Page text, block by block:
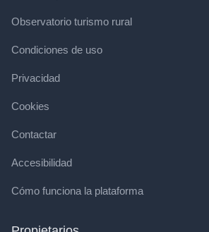
Observatorio turismo rural
Condiciones de uso
Privacidad
Cookies
Contactar
Accesibilidad
Cómo funciona la plataforma